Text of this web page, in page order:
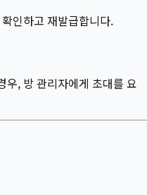
인하고 재발급합니다.
우, 방 관리자에게 초대를 요